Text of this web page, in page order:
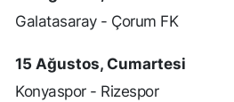
Galatasaray - Çorum FK
15 Ağustos, Cumartesi
Konyaspor - Rizespor